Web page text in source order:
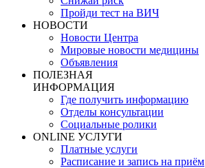
Пройди тест на ВИЧ
НОВОСТИ
Новости Центра
Мировые новости медицины
Объявления
ПОЛЕЗНАЯ
ИНФОРМАЦИЯ
Где получить информацию
Отделы консультации
Социальные ролики
ONLINE УСЛУГИ
Платные услуги
Расписание и запись на приём